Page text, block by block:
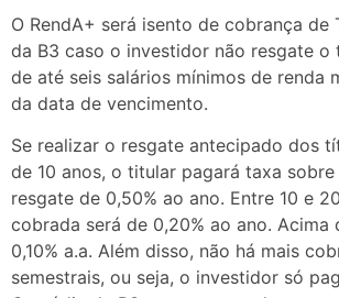
O RendA+ será isento de cobrança de
da B3 caso o investidor não resgate
de até seis salários mínimos de renda
da data de vencimento.
Se realizar o resgate antecipado dos
de 10 anos, o titular pagará taxa
resgate de 0,50% ao ano. Entre 10 e
cobrada será de 0,20% ao ano. Acima
0,10% a.a. Além disso, não há mais
semestrais, ou seja, o investidor só